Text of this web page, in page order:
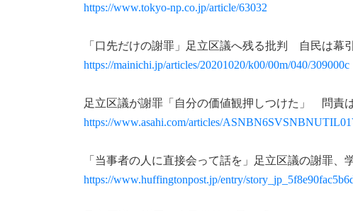
https://www.tokyo-np.co.jp/article/63032
「口先だけの謝罪」足立区議へ残る批判 自民は幕
https://mainichi.jp/articles/20201020/k00/00m/040/309000c
足立区議が謝罪「自分の価値観押しつけた」 問責
https://www.asahi.com/articles/
「当事者の人に直接会って話を」足立区議の謝罪、
https://www.huffingtonpost.jp/entry/